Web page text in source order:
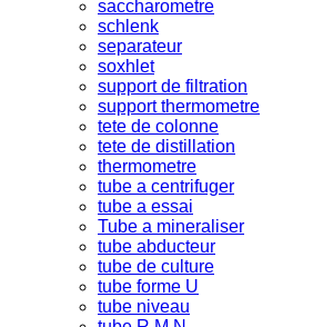
saccharometre
schlenk
separateur
soxhlet
support de filtration
support thermometre
tete de colonne
tete de distillation
thermometre
tube a centrifuger
tube a essai
Tube a mineraliser
tube abducteur
tube de culture
tube forme U
tube niveau